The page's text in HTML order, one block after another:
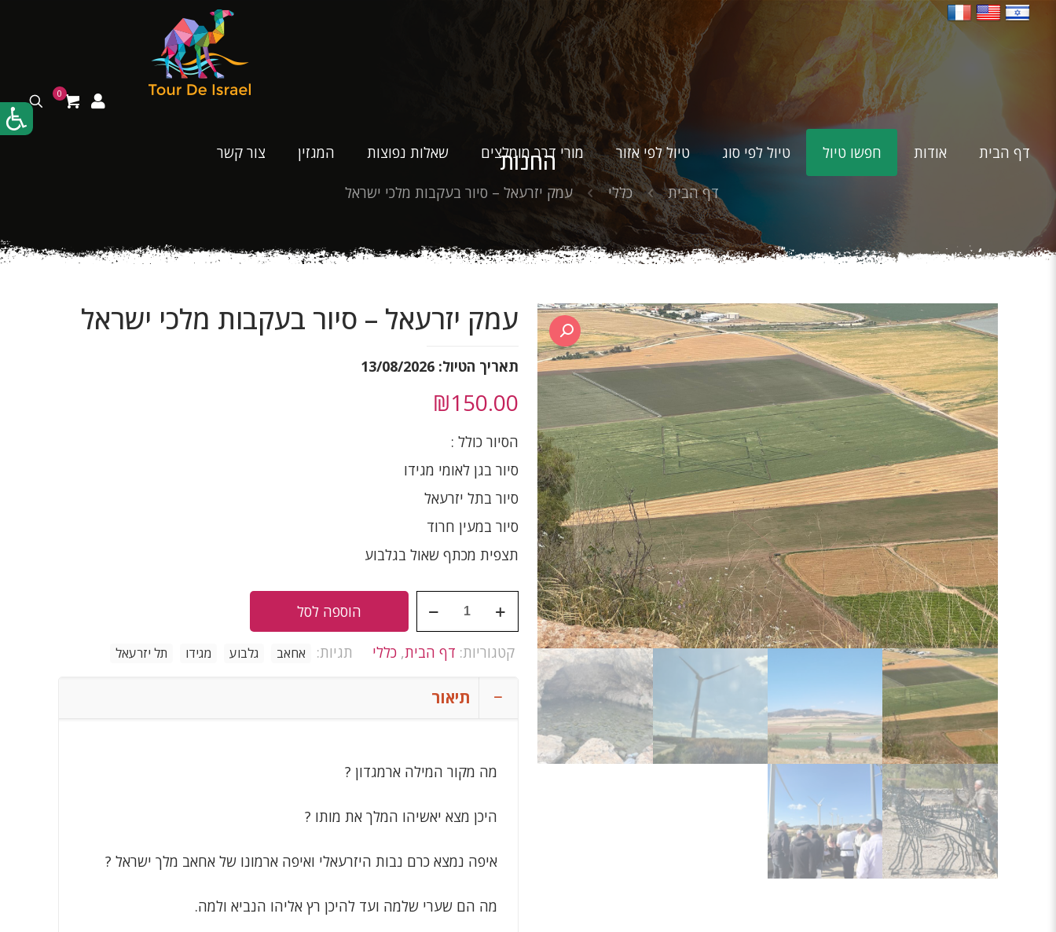
דף הבית אודות חפשו טיול טיול לפי סוג טיול לפי אזור מורי דרך מומלצים שאלות נפוצות המגזין צור קשר
0
החנות
דף הבית כללי עמק יזרעאל – סיור בעקבות מלכי ישראל
עמק יזרעאל – סיור בעקבות מלכי ישראל
תאריך הטיול: 13/08/2026
₪150.00
הסיור כולל :
סיור בגן לאומי מגידו
סיור בתל יזרעאל
סיור במעין חרוד
תצפית מכתף שאול בגלבוע
כמות
של
עמק
יזרעאל
בעקבות
הוספה לסל
קטגוריות: דף הבית,כללי תגיות: אחאב גלבוע מגידו תל יזרעאל
תיאור
מה מקור המילה ארמגדון ?
היכן מצא יאשיהו המלך את מותו ?
איפה נמצא כרם נבות היזרעאלי ואיפה ארמונו של אחאב מלך ישראל ?
מה הם שערי שלמה ועד להיכן רץ אליהו הנביא ולמה.